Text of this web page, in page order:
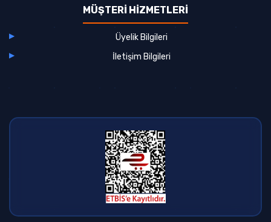
MÜŞTERİ HİZMETLERİ
Üyelik Bilgileri
İletişim Bilgileri